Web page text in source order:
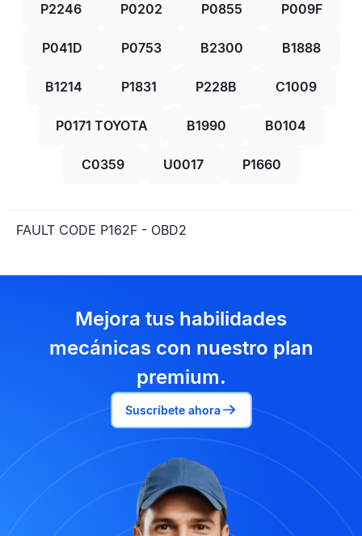
P2246 P0202 P0855 P009F
P041D P0753 B2300 B1888
B1214 P1831 P228B C1009
P0171 TOYOTA B1990 B0104
C0359 U0017 P1660
FAULT CODE P162F - OBD2
Mejora tus habilidades
mecánicas con nuestro plan
premium.
Suscríbete ahora